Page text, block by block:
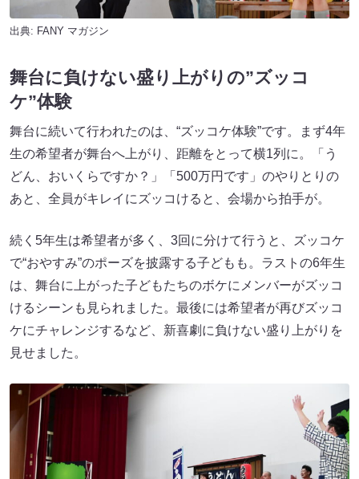
出典: FANY マガジン
舞台に負けない盛り上がりの”ズッコ
ケ”体験
舞台に続いて行われたのは、“ズッコケ体験”です。まず4年
生の希望者が舞台へ上がり、距離をとって横1列に。「う
どん、おいくらですか？」「500万円です」のやりとりの
あと、全員がキレイにズッコけると、会場から拍手が。
続く5年生は希望者が多く、3回に分けて行うと、ズッコケ
で“おやすみ”のポーズを披露する子どもも。ラストの6年生
は、舞台に上がった子どもたちのボケにメンバーがズッコ
けるシーンも見られました。最後には希望者が再びズッコ
ケにチャレンジするなど、新喜劇に負けない盛り上がりを
見せました。